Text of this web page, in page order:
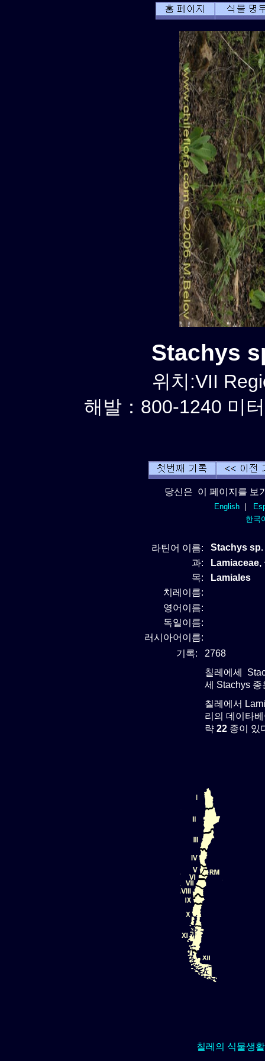
Stachys
위치:VII
해발：800-1240 미
당신은 이 페이지를 보
English|
한국
라틴어 이름:
Stachys sp.
과:
Lamiaceae,
목:
Lamiales
치레이름:
영어이름:
독일이름:
러시아어이름:
기록:
2768
칠레에세
세 Stachys
칠레에서
리의 데이타
략 22 종이 있
칠레의 식물생